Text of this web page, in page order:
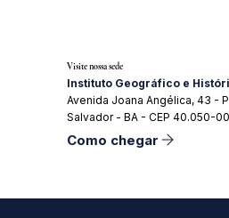
Visite nossa sede
Instituto Geográfico e
Avenida Joana Angélica, 43 -
Salvador - BA - CEP 40.050-
Como chegar